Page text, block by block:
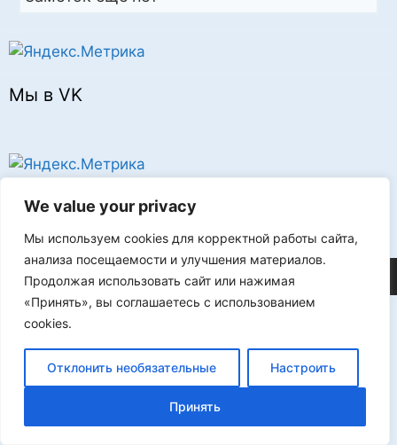
We value your privacy
Мы используем cookies для корректной работы сайта,
анализа посещаемости и улучшения материалов.
Продолжая использовать сайт или нажимая
«Принять», вы соглашаетесь с использованием
cookies.
Отклонить необязательные Настроить
Принять
Мы в VK
Реклама
©2026 FLProg